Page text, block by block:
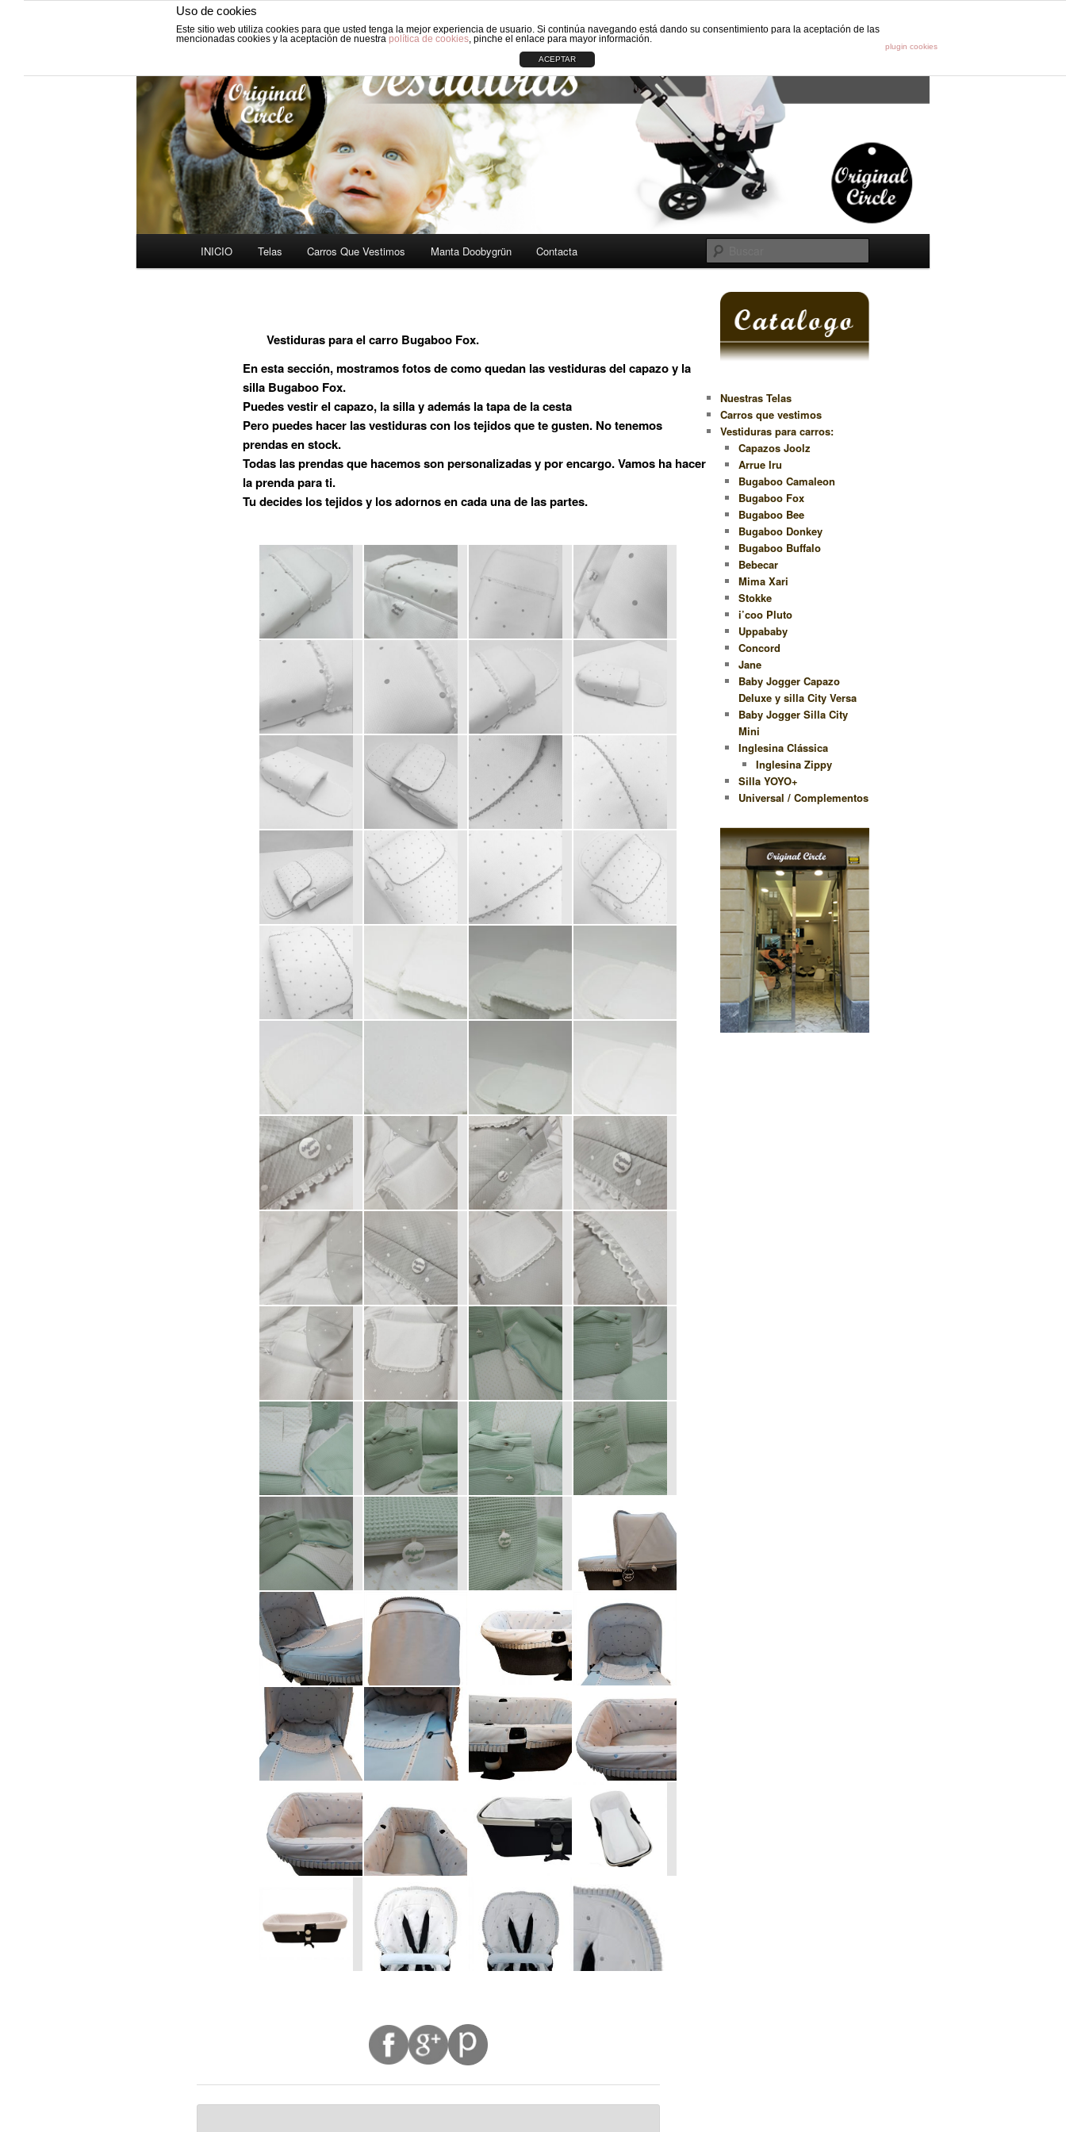
Uso de cookies
Este sitio web utiliza cookies para que usted tenga la mejor experiencia de usuario. Si continúa navegando está dando su consentimiento para la aceptación de las
mencionadas cookies y la aceptación de nuestra política de cookies, pinche el enlace para mayor información.
plugin cookies
ACEPTAR
VESTIDURAS ORIGINAL CIRCLE
Fabricación de vestiduras para carros de Bebé: Fundas, Sacos, Capotas, Capazos, Sombrillas, Bolsos
Menú
Ir
principal
INICIO Telas Carros Que Vestimos Manta Doobygrün Contacta
Vestiduras para el carro Bugaboo Fox.
En esta sección, mostramos fotos de como quedan las vestiduras del capazo y la
silla Bugaboo Fox.
Puedes vestir el capazo, la silla y además la tapa de la cesta
Pero puedes hacer las vestiduras con los tejidos que te gusten. No tenemos
prendas en stock.
Todas las prendas que hacemos son personalizadas y por encargo. Vamos ha hacer
la prenda para ti.
Tu decides los tejidos y los adornos en cada una de las partes.
Nuestras Telas
Carros que vestimos
Vestiduras para carros:
Capazos Joolz
Arrue Iru
Bugaboo Camaleon
Bugaboo Fox
Bugaboo Bee
Bugaboo Donkey
Bugaboo Buffalo
Bebecar
Mima Xari
Stokke
i’coo Pluto
Uppababy
Concord
Jane
Baby Jogger Capazo
Deluxe y silla City Versa
Baby Jogger Silla City
Mini
Inglesina Clássica
Inglesina Zippy
Silla YOYO+
Universal / Complementos